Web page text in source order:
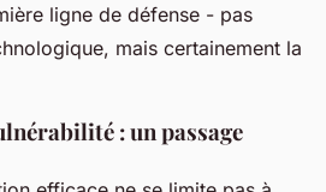
ligne de défense - pas
mais certainement la
: un passage